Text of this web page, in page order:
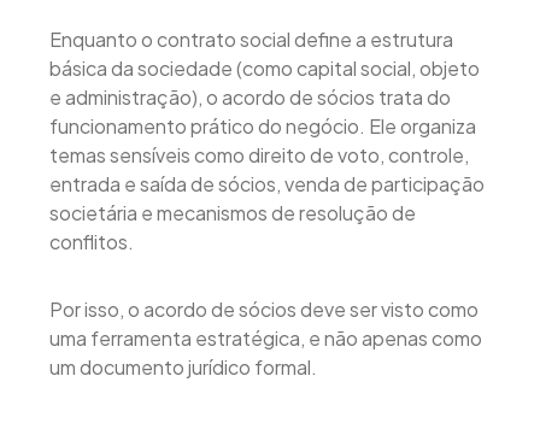
Enquanto o contrato social define a estrutura
básica da sociedade (como capital social, objeto
e administração), o acordo de sócios trata do
funcionamento prático do negócio. Ele organiza
temas sensíveis como direito de voto, controle,
entrada e saída de sócios, venda de participação
societária e mecanismos de resolução de
conflitos.
Por isso, o acordo de sócios deve ser visto como
uma ferramenta estratégica, e não apenas como
um documento jurídico formal.